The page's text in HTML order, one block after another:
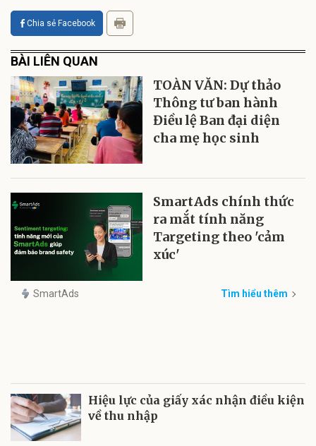
Chia sẻ Facebook
BÀI LIÊN QUAN
TOÀN VĂN: Dự thảo
Thông tư ban hành
Điều lệ Ban đại diện
cha mẹ học sinh
SmartAds chính thức
ra mắt tính năng
Targeting theo 'cảm
xúc'
SmartAds Tìm hiểu thêm
Hiệu lực của giấy xác nhận điều kiện
về thu nhập